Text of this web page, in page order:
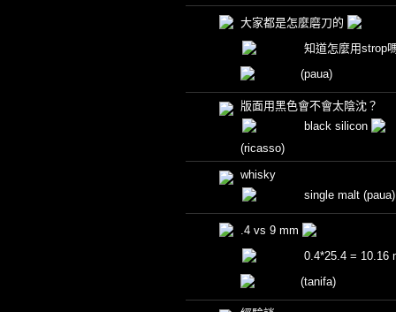
大家都是怎麼磨刀的
知道怎麼用strop
(paua)
版面用黑色會不會太陰沈？
black silicon
(ricasso)
whisky
single malt (paua)
.4 vs 9 mm
0.4*25.4 = 10.16
(tanifa)